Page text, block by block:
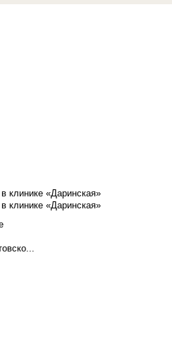
клинике «Даринская»
клинике «Даринская»